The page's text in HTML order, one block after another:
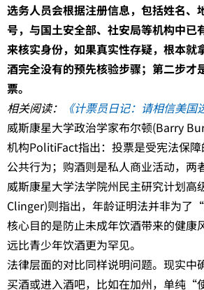
选务人员会根据注册信息，包括姓名、
号，与国土安全部、社安局等机构中已
来核实身份，如果真实性存疑，根本
酒完全没有的预先核验步骤；第二步才
票。
相关阅读：
《计票员日记：请相信美国
威斯康星大学政治学家布尔顿(Barry
机构PolitiFact指出：投票是受宪法保
公共行为；购酒则是私人商业活动，两
威斯康星大学法学院州民主研究计划高
Clinger)则指出，年龄证明法并非为
核心目的是防止未成年饮酒带来的健康
远比青少年饮酒更为罕见。
法律层面的对比同样说明问题。现实中
买酒或进入酒吧，比如在加州，单纯“